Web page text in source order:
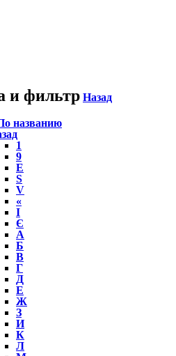
и фильтр Назад
названию
1
9
E
S
V
«
І
Є
А
Б
В
Г
Д
Е
Ж
З
И
К
Л